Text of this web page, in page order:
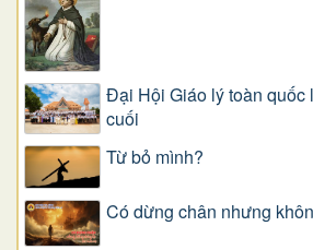
Đại Hội Giáo lý toàn quốc
cuối
Từ bỏ mình?
Có dừng chân nhưng